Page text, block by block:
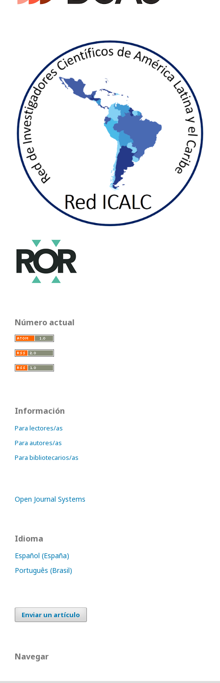
Número actual
Información
Para lectores/as
Para autores/as
Para bibliotecarios/as
Open Journal Systems
Idioma
Español (España)
Português (Brasil)
Enviar un artículo
Navegar